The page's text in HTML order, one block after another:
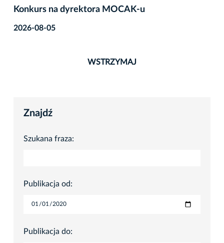
Konkurs na dyrektora MOCAK-u
2026-08-05
WSTRZYMAJ
Znajdź
Szukana fraza:
Publikacja od:
Publikacja do: